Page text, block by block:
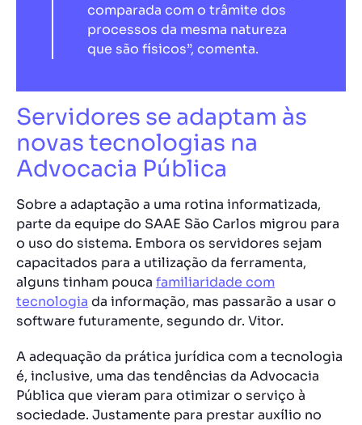
comparada com o trâmite dos
processos da mesma natureza
que são físicos”, comenta.
Servidores se adaptam às
novas tecnologias na
Advocacia Pública
Sobre a adaptação a uma rotina informatizada,
parte da equipe do SAAE São Carlos migrou para
o uso do sistema. Embora os servidores sejam
capacitados para a utilização da ferramenta,
alguns tinham pouca familiaridade com
tecnologia da informação, mas passarão a usar o
software futuramente, segundo dr. Vitor.
A adequação da prática jurídica com a tecnologia
é, inclusive, uma das tendências da Advocacia
Pública que vieram para otimizar o serviço à
sociedade. Justamente para prestar auxílio no